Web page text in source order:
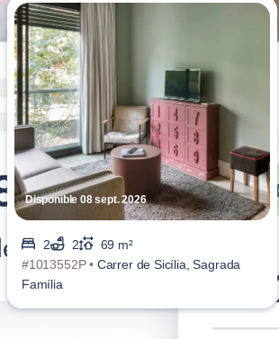
Disponible 08 sept. 2026
2 2
69 m²
#1013552P • Carrer de Sicília, Sagrada
Família